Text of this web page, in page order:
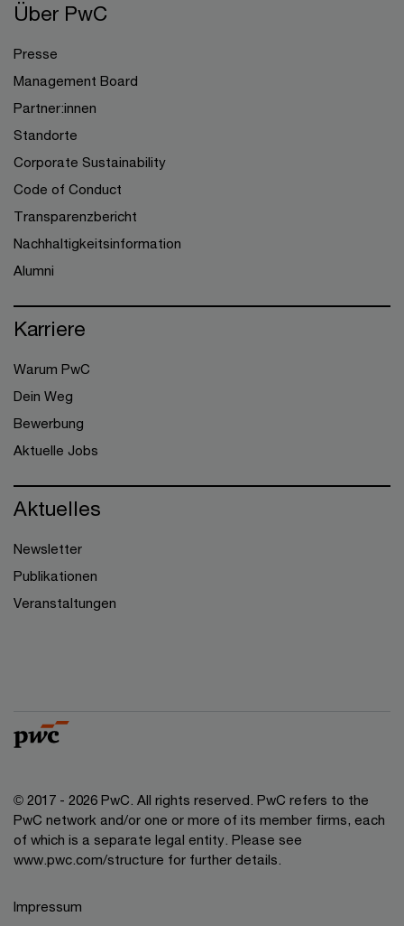
Über PwC
Presse
Management Board
Partner:innen
Standorte
Corporate Sustainability
Code of Conduct
Transparenzbericht
Nachhaltigkeitsinformation
Alumni
Karriere
Warum PwC
Dein Weg
Bewerbung
Aktuelle Jobs
Aktuelles
Newsletter
Publikationen
Veranstaltungen
© 2017 - 2026 PwC. All rights reserved. PwC refers to the
PwC network and/or one or more of its member firms, each
of which is a separate legal entity. Please see
www.pwc.com/structure for further details.
Impressum